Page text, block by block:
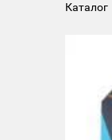
Каталог